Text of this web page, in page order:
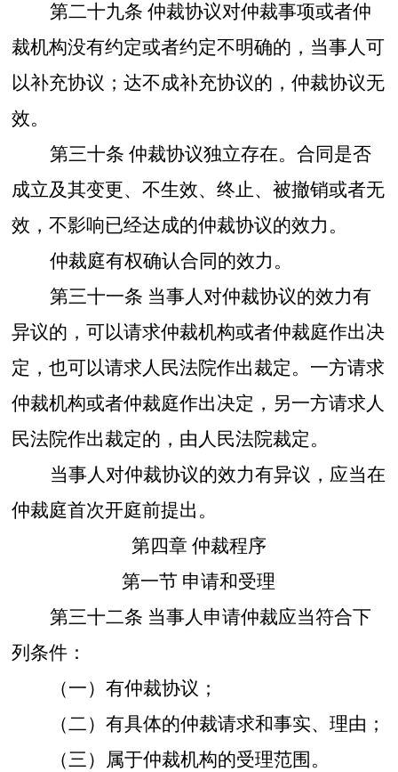
第二十九条 仲裁协议对仲裁事项或者仲
裁机构没有约定或者约定不明确的，当事人可
以补充协议；达不成补充协议的，仲裁协议无
效。
第三十条 仲裁协议独立存在。合同是否
成立及其变更、不生效、终止、被撤销或者无
效，不影响已经达成的仲裁协议的效力。
仲裁庭有权确认合同的效力。
第三十一条 当事人对仲裁协议的效力有
异议的，可以请求仲裁机构或者仲裁庭作出决
定，也可以请求人民法院作出裁定。一方请求
仲裁机构或者仲裁庭作出决定，另一方请求人
民法院作出裁定的，由人民法院裁定。
当事人对仲裁协议的效力有异议，应当在
仲裁庭首次开庭前提出。
第四章 仲裁程序
第一节 申请和受理
第三十二条 当事人申请仲裁应当符合下
列条件：
（一）有仲裁协议；
（二）有具体的仲裁请求和事实、理由；
（三）属于仲裁机构的受理范围。